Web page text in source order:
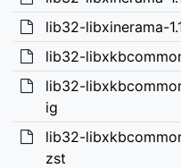
lib32-libxinerama-
lib32-
lib32-
ig
lib32-
zst